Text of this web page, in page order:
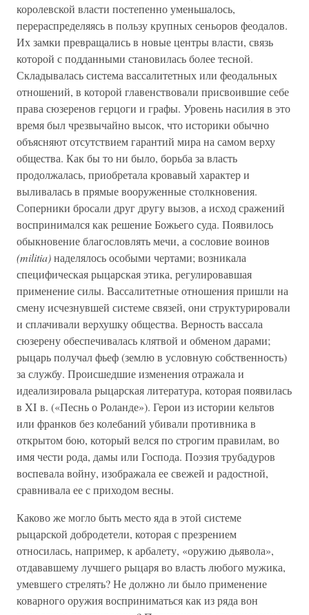
королевской власти постепенно уменьшалось,
перераспределяясь в пользу крупных сеньоров феодалов.
Их замки превращались в новые центры власти, связь
которой с подданными становилась более тесной.
Складывалась система вассалитетных или феодальных
отношений, в которой главенствовали присвоившие себе
права сюзеренов герцоги и графы. Уровень насилия в это
время был чрезвычайно высок, что историки обычно
объясняют отсутствием гарантий мира на самом верху
общества. Как бы то ни было, борьба за власть
продолжалась, приобретала кровавый характер и
выливалась в прямые вооруженные столкновения.
Соперники бросали друг другу вызов, а исход сражений
воспринимался как решение Божьего суда. Появилось
обыкновение благословлять мечи, а сословие воинов
(militia)наделялось особыми чертами; возникала
специфическая рыцарская этика, регулировавшая
применение силы. Вассалитетные отношения пришли на
смену исчезнувшей системе связей, они структурировали
и сплачивали верхушку общества. Верность вассала
сюзерену обеспечивалась клятвой и обменом дарами;
рыцарь получал фьеф (землю в условную собственность)
за службу. Происшедшие изменения отражала и
идеализировала рыцарская литература, которая появилась
в XI в. («Песнь о Роланде»). Герои из истории кельтов
или франков без колебаний убивали противника в
открытом бою, который велся по строгим правилам, во
имя чести рода, дамы или Господа. Поэзия трубадуров
воспевала войну, изображала ее свежей и радостной,
сравнивала ее с приходом весны.
Каково же могло быть место яда в этой системе
рыцарской добродетели, которая с презрением
относилась, например, к арбалету, «оружию дьявола»,
отдававшему лучшего рыцаря во власть любого мужика,
умевшего стрелять? Не должно ли было применение
коварного оружия восприниматься как из ряда вон